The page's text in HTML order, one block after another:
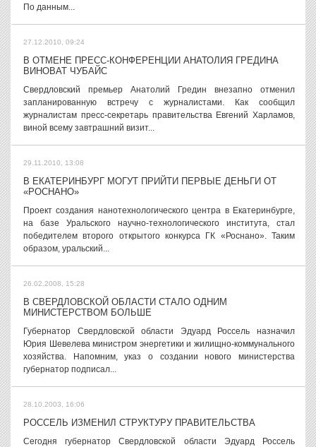
По данным...
27.12.2010, 09:24
В ОТМЕНЕ ПРЕСС-КОНФЕРЕНЦИИ АНАТОЛИЯ ГРЕДИНА
ВИНОВАТ ЧУБАЙС
Свердловский премьер Анатолий Гредин внезапно отменил
запланированную встречу с журналистами. Как сообщил
журналистам пресс-секретарь правительства Евгений Харламов,
виной всему завтрашний визит...
29.11.2010, 13:08
В ЕКАТЕРИНБУРГ МОГУТ ПРИЙТИ ПЕРВЫЕ ДЕНЬГИ ОТ
«РОСНАНО»
Проект создания нанотехнологического центра в Екатеринбурге,
на базе Уральского научно-технологического института, стал
победителем второго открытого конкурса ГК «Роснано». Таким
образом, уральский...
26.02.2008, 15:28
В СВЕРДЛОВСКОЙ ОБЛАСТИ СТАЛО ОДНИМ
МИНИСТЕРСТВОМ БОЛЬШЕ
Губернатор Свердловской области Эдуард Россель назначил
Юрия Шевелева министром энергетики и жилищно-коммунального
хозяйства. Напомним, указ о создании нового министерства
губернатор подписал...
28.10.2003, 16:06
РОССЕЛЬ ИЗМЕНИЛ СТРУКТУРУ ПРАВИТЕЛЬСТВА
Сегодня губернатор Свердловской области Эдуард Россель